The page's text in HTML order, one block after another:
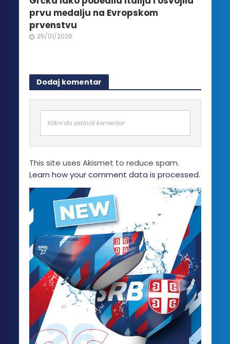
prvu medalju na Evropskom
prvenstvu
25/01/2026
Dodaj komentar
Klikni da ostaviš komentar
This site uses Akismet to reduce spam.
Learn how your comment data is processed.